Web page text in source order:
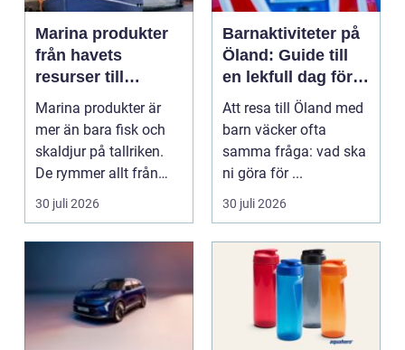
Marina produkter
från havets
resurser till
hållbara
upplevelser
Marina produkter är
mer än bara fisk och
skaldjur på tallriken.
De rymmer allt från
mat och hälsa ti...
30 juli 2026
Barnaktiviteter på
Öland: Guide till
en lekfull dag för
hela familjen
Att resa till Öland med
barn väcker ofta
samma fråga: vad ska
ni göra för ...
30 juli 2026